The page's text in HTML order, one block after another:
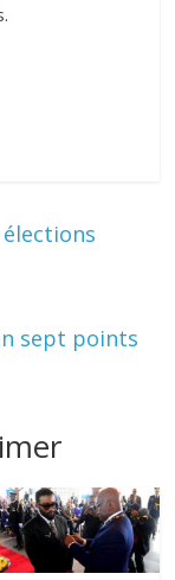
sept points